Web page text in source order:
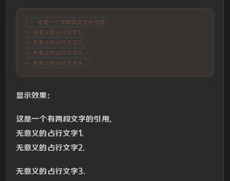
> 这是一个有两段文字的引用,
> 无意义的占行文字1.
> 无意义的占行文字2.
> 无意义的占行文字3.
> 无意义的占行文字4.
显示效果：
这是一个有两段文字的引用,
无意义的占行文字1.
无意义的占行文字2.
无意义的占行文字3.